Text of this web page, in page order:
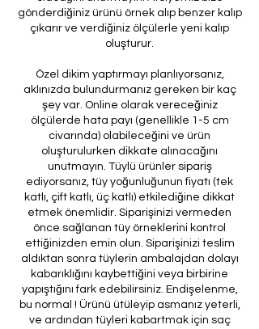
gönderdiğiniz ürünü örnek alıp benzer kalıp
çıkarır ve verdiğiniz ölçülerle yeni kalıp
oluşturur.
Özel dikim yaptırmayı planlıyorsanız,
aklınızda bulundurmanız gereken bir kaç
şey var. Online olarak vereceğiniz
ölçülerde hata payı (genellikle 1-5 cm
civarında) olabileceğini ve ürün
oluşturulurken dikkate alınacağını
unutmayın. Tüylü ürünler sipariş
ediyorsanız, tüy yoğunluğunun fiyatı (tek
katlı, çift katlı, üç katlı) etkilediğine dikkat
etmek önemlidir. Siparişinizi vermeden
önce sağlanan tüy örneklerini kontrol
ettiğinizden emin olun. Siparişinizi teslim
aldıktan sonra tüylerin ambalajdan dolayı
kabarıklığını kaybettiğini veya birbirine
yapıştığını fark edebilirsiniz. Endişelenme,
bu normal ! Ürünü ütüleyip asmanız yeterli,
ve ardından tüyleri kabartmak için saç